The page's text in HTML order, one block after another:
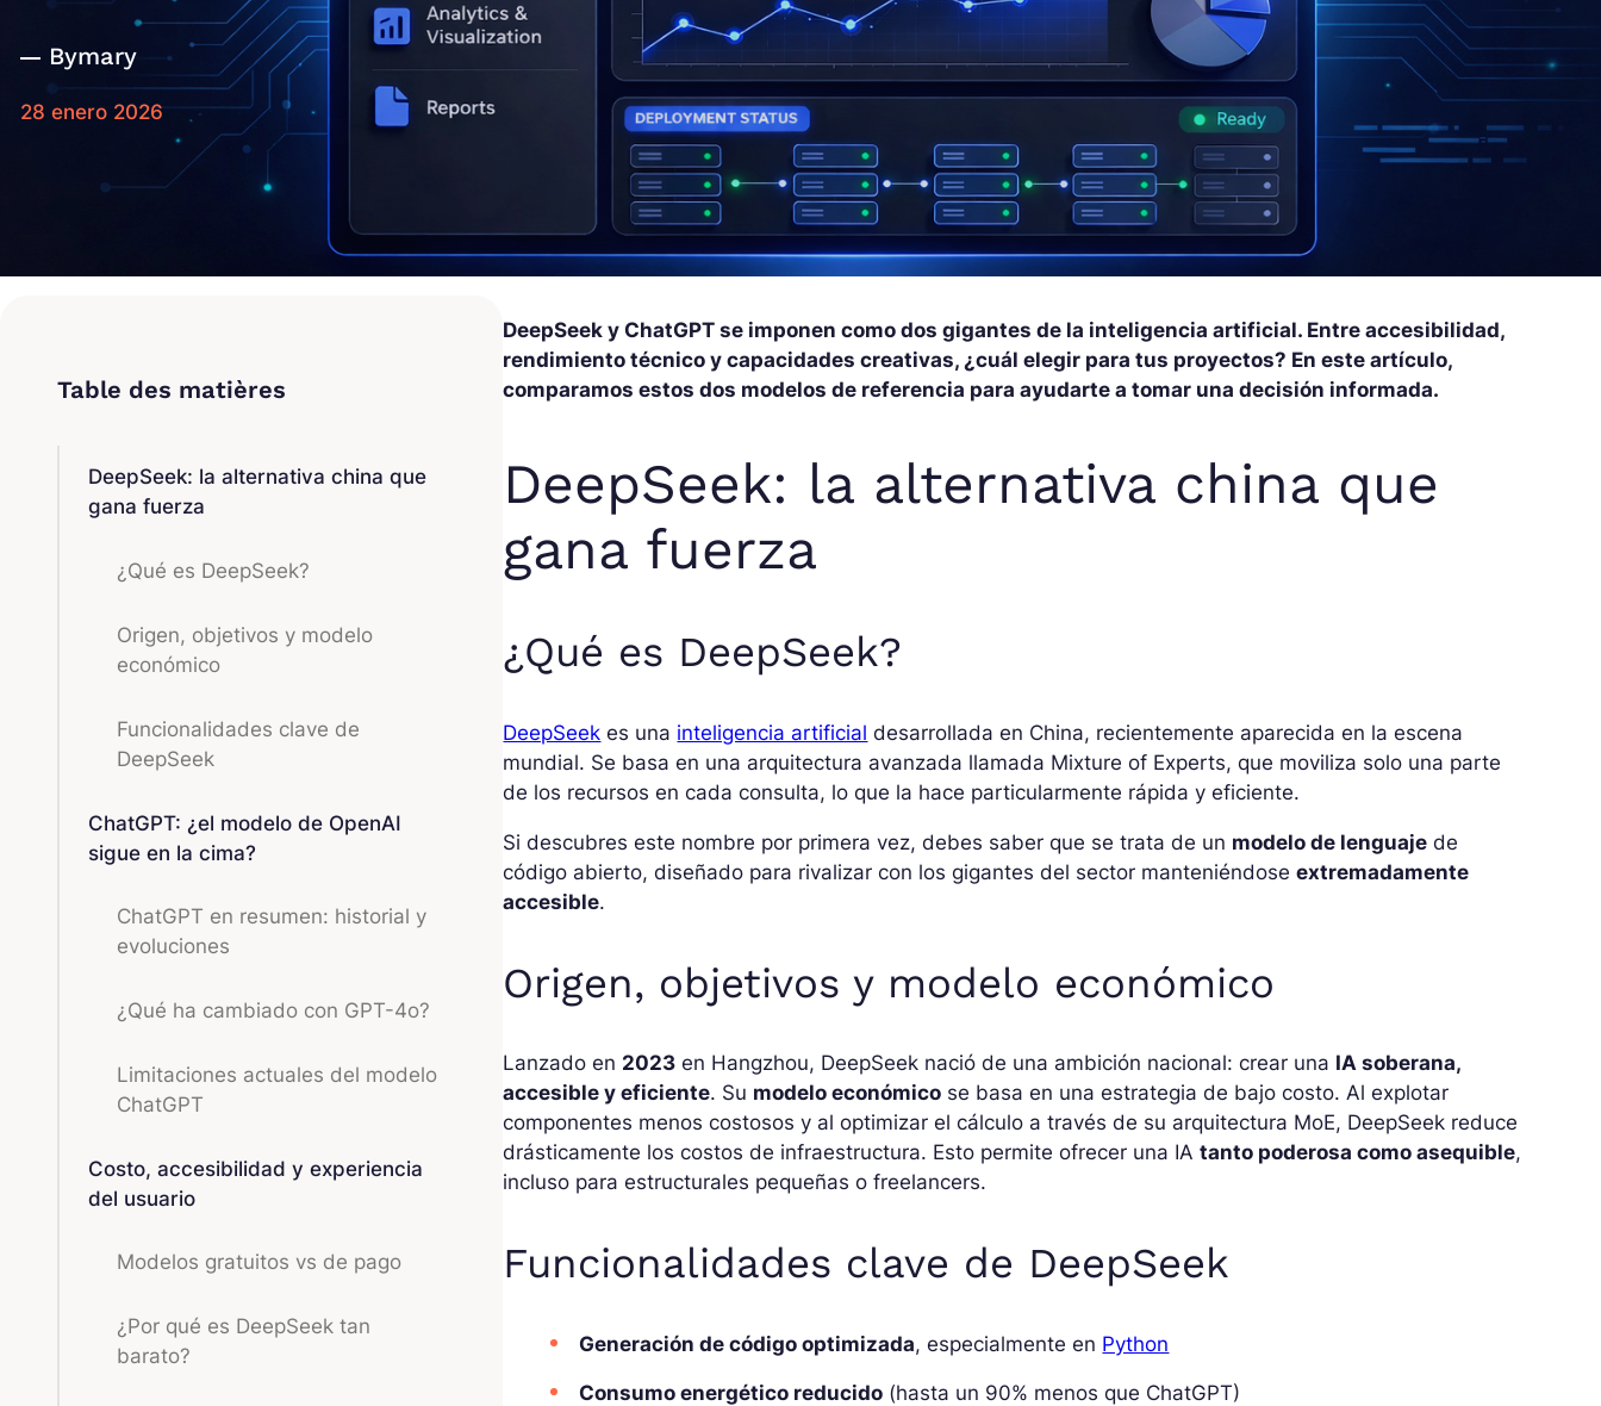
Bymary
28 enero 2026
DeepSeek: la alternativa china que
gana fuerza
¿Qué es DeepSeek?
Origen, objetivos y modelo
económico
Funcionalidades clave de
DeepSeek
ChatGPT: ¿el modelo de OpenAI
sigue en la cima?
ChatGPT en resumen: historial y
evoluciones
¿Qué ha cambiado con GPT-4o?
Limitaciones actuales del modelo
ChatGPT
Costo, accesibilidad y experiencia
del usuario
Modelos gratuitos vs de pago
¿Por qué es DeepSeek tan
barato?
DeepSeek y ChatGPT se imponen como dos gigantes de la inteligencia artificial. Entre accesibilidad,
rendimiento técnico y capacidades creativas, ¿cuál elegir para tus proyectos? En este artículo,
comparamos estos dos modelos de referencia para ayudarte a tomar una decisión informada.
DeepSeek: la alternativa china que
gana fuerza
¿Qué es DeepSeek?
DeepSeek es una inteligencia artificial desarrollada en China, recientemente aparecida en la escena
mundial. Se basa en una arquitectura avanzada llamada Mixture of Experts, que moviliza solo una parte
de los recursos en cada consulta, lo que la hace particularmente rápida y eficiente.
Si descubres este nombre por primera vez, debes saber que se trata de un modelo de lenguaje de
código abierto, diseñado para rivalizar con los gigantes del sector manteniéndoseextremadamente
accesible.
Origen, objetivos y modelo económico
Lanzado en 2023 en Hangzhou, DeepSeek nació de una ambición nacional: crear una IA soberana,
accesible y eficiente. Su modelo económico se basa en una estrategia de bajo costo. Al explotar
componentes menos costosos y al optimizar el cálculo a través de su arquitectura MoE, DeepSeek reduce
drásticamente los costos de infraestructura. Esto permite ofrecer una IAtanto poderosa como asequible,
incluso para estructurales pequeñas o freelancers.
Funcionalidades clave de DeepSeek
Generación de código optimizada, especialmente en Python
Consumo energético reducido (hasta un 90% menos que ChatGPT)